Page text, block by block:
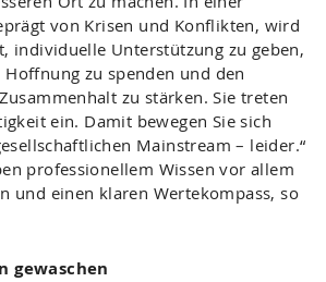
von Krisen und Konflikten, wird
individuelle Unterstützung zu geben,
zu spenden und den
zu stärken. Sie treten
ein. Damit bewegen Sie sich
Mainstream – leider.“
professionellem Wissen vor allem
und einen klaren Wertekompass, so
gewaschen